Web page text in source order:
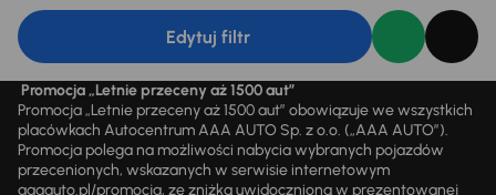
Edytuj filtr
Promocja „Letnie przeceny aż 1500 aut”
Promocja „Letnie przeceny aż 1500 aut” obowiązuje we wszystkich
placówkach Autocentrum AAA AUTO Sp. z o.o. („AAA AUTO”).
Promocja polega na możliwości nabycia wybranych pojazdów
przecenionych, wskazanych w serwisie internetowym
aaaauto.pl/promocja, ze zniżką uwidocznioną w prezentowanej